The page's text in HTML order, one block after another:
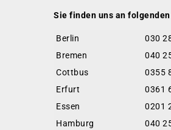
Sie finden uns an
Berlin
030
Bremen
040
Cottbus
0355
Erfurt
0361
Essen
0201
Hamburg
040